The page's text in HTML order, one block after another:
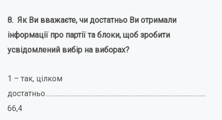
8. Як Ви вважаєте, чи достатньо Ви отримали
інформації про партії та блоки, щоб зробити
усвідомлений вибір на виборах?
1 – так, цілком
достатньо............................................................................................................
66,4